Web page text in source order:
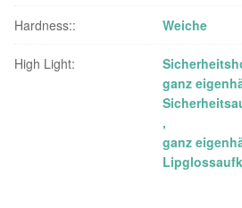
Hardness:: Weiche
High Light:
ganz
,
ganz